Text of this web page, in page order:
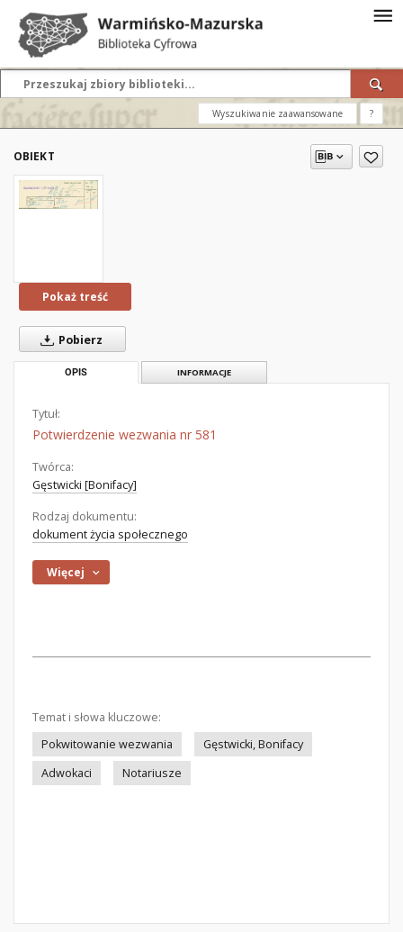
Wyszukiwanie zaawansowane ?
OBIEKT
Pokaż treść
Pobierz
OPIS INFORMACJE
Tytuł:
Potwierdzenie wezwania nr 581
Twórca:
Gęstwicki [Bonifacy]
Rodzaj dokumentu:
dokument życia społecznego
Więcej
Temat i słowa kluczowe:
Pokwitowanie wezwania
Gęstwicki, Bonifacy
Adwokaci
Notariusze